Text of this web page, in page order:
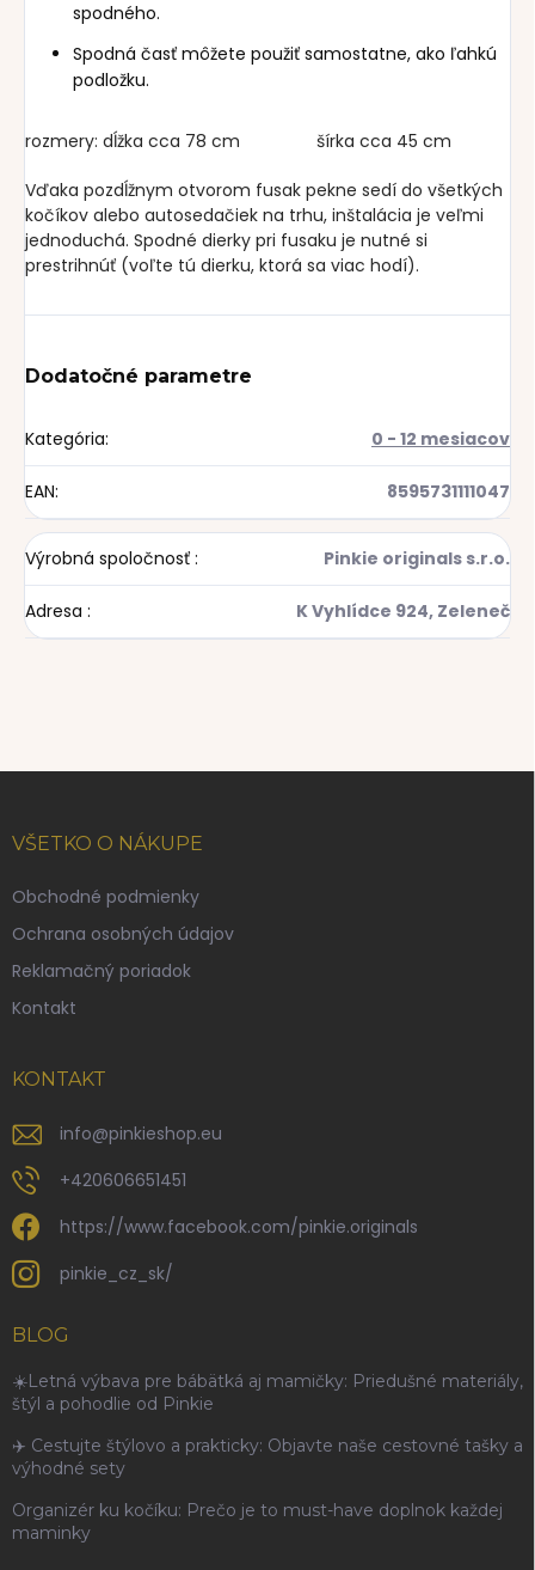
spodného.
Spodná časť môžete použiť samostatne, ako ľahkú
podložku.
rozmery: dĺžka cca 78 cm šírka cca 45 cm
Vďaka pozdĺžnym otvorom fusak pekne sedí do všetkých
kočíkov alebo autosedačiek na trhu, inštalácia je veľmi
jednoduchá. Spodné dierky pri fusaku je nutné si
prestrihnúť (voľte tú dierku, ktorá sa viac hodí).
Dodatočné parametre
Kategória: 0 - 12 mesiacov
EAN: 8595731111047
Výrobná spoločnosť : Pinkie originals s.r.o.
Adresa : K Vyhlídce 924, Zeleneč
p
e
VŠETKO O NÁKUPE
Obchodné podmienky
Ochrana osobných údajov
Reklamačný poriadok
Kontakt
KONTAKT
info@pinkieshop.eu
+420606651451
https://www.facebook.com/pinkie.originals
pinkie_cz_sk/
BLOG
☀️Letná výbava pre bábätká aj mamičky: Priedušné materiály,
štýl a pohodlie od Pinkie
✈️ Cestujte štýlovo a prakticky: Objavte naše cestovné tašky a
výhodné sety
Organizér ku kočíku: Prečo je to must-have doplnok každej
maminky